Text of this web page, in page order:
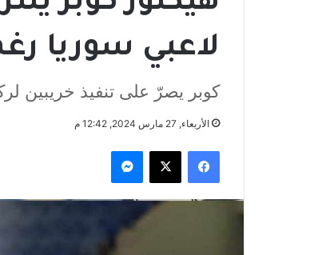
لاعبي سوريا
كوبر يصرّ على تنفيذ خريبين
الأربعاء, 27 مارس 2024, 12:42 م
فيسبوك